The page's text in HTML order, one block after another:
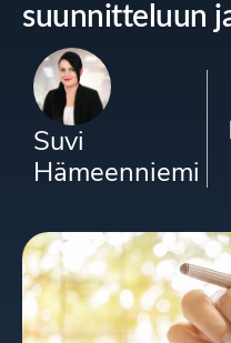
suunnitteluun
Suvi
Hämeenniemi